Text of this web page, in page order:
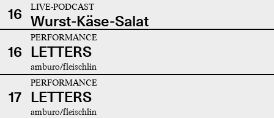
16 LIVE-PODCAST
Wurst-Käse-Salat
16
PERFORMANCE
LETTERS
amburo/fleischlin
17
PERFORMANCE
LETTERS
amburo/fleischlin